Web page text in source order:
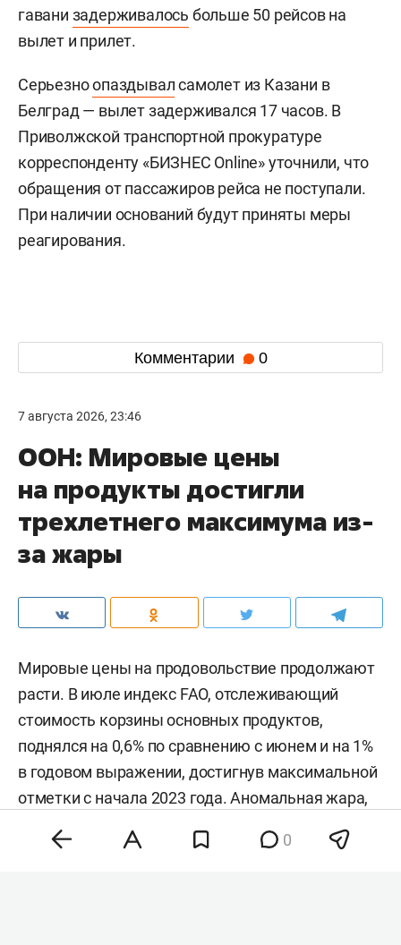
гавани задерживалось больше 50 рейсов на
вылет и прилет.
Серьезноопаздывалсамолет из Казани в
Белград — вылет задерживался 17 часов. В
Приволжской транспортной прокуратуре
корреспонденту «БИЗНЕС Online» уточнили, что
обращения от пассажиров рейса не поступали.
При наличии оснований будут приняты меры
реагирования.
Комментарии 0
7 августа 2026, 23:46
ООН: Мировые цены
на продукты достигли
трехлетнего максимума из-
за жары
Мировые цены на продовольствие продолжают
расти. В июле индекс FAO, отслеживающий
стоимость корзины основных продуктов,
поднялся на 0,6% по сравнению с июнем и на 1%
в годовом выражении, достигнув максимальной
отметки с начала 2023 года. Аномальная жара,
нестабильность на энергетических рынках и
геополитическая напряженность разогнали
0